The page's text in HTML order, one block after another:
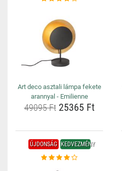
Art deco asztali lámpa fekete
arannyal - Emilienne
49095 Ft25365 Ft
ÚJDONSÁG KEDVEZMÉNY